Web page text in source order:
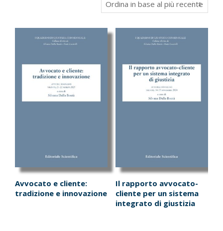
base
più
Avvocato e cliente:
tradizione e innovazione
Il rapporto avvocato-
cliente per un sistema
integrato di giustizia